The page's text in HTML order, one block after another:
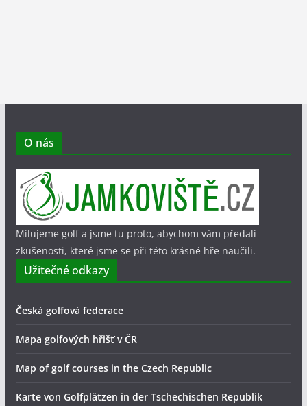
O nás
Milujeme golf a jsme tu proto, abychom vám předali
zkušenosti, které jsme se při této krásné hře naučili.
Užitečné odkazy
Česká golfová federace
Mapa golfových hřišť v ČR
Map of golf courses in the Czech Republic
Karte von Golfplätzen in der Tschechischen Republik